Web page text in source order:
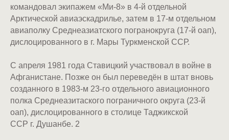
командовал экипажем «Ми-8» в 4-й отдельной
Арктической авиаэскадрилье, затем в 17-м отдельном
авиаполку Среднеазиатского погранокруга (17-й оап),
дислоцированного в г. Мары Туркменской ССР.
С апреля 1981 года Ставицкий участвовал в войне в
Афганистане. Позже он был переведён в штат вновь
созданного в 1983-м 23-го отдельного авиационного
полка Среднеазитаского пограничного округа (23-й
оап), дислоцированного в столице Таджикской
ССР г. Душанбе. 2